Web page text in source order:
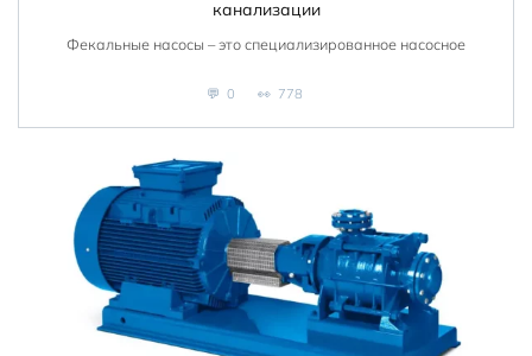
канализации
Фекальные насосы – это специализированное насосное
0 778